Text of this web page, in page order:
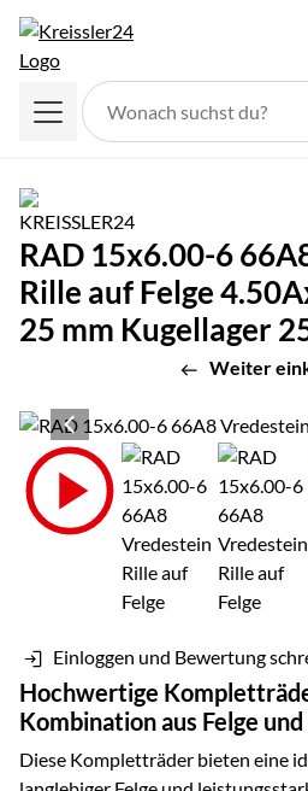
RAD 15x6.00-6
Rille auf Felge
25 mm Kugellager
Weiter
Produktgalerie
Zur Kaufbox springen
Einloggen und Bewertung
Hochwertige
Kombination aus Felge
Diese Kompletträder bieten eine